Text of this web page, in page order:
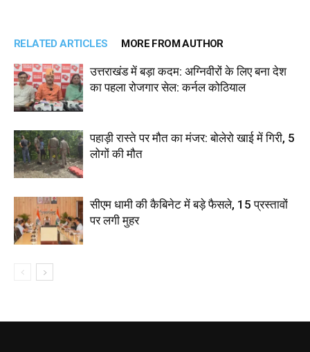
RELATED ARTICLES MORE FROM AUTHOR
उत्तराखंड में बड़ा कदम: अग्निवीरों के लिए बना देश
का पहला रोजगार सेल: कर्नल कोठियाल
पहाड़ी रास्ते पर मौत का मंजर: बोलेरो खाई में गिरी, 5
लोगों की मौत
सीएम धामी की कैबिनेट में बड़े फैसले, 15 प्रस्तावों
पर लगी मुहर